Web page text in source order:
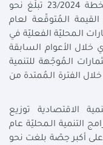
أوضحت السعيد أن الاعتمادات الكليّة لخطة 23/2024 تبلُغ نحو
بنسبة زيادة 3.8% عن القيمة الـمُتوقّعة لعام
عن الاستثمارات الـمحليّة الفعليّة في
خلال الأعوام السابقة
الـمُوجّهة للتنمية
خلال الفترة الـمُمتدة من
الاقتصادية توزيع
التنمية الـمحليّة عام
على أكبر حِصّة بلغت نحو